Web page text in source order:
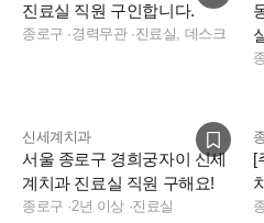
기본기부터 차근차근 배우고
팀워크를 중요하게 생각하시
진료실 직원 구인합니다.
종로구 ·경력무관·진료실, 데스크
신세계치과
서울 종로구 경희궁자이 신세
계치과 진료실 직원 구해요!
종로구 ·2년 이상 ·진료실
[